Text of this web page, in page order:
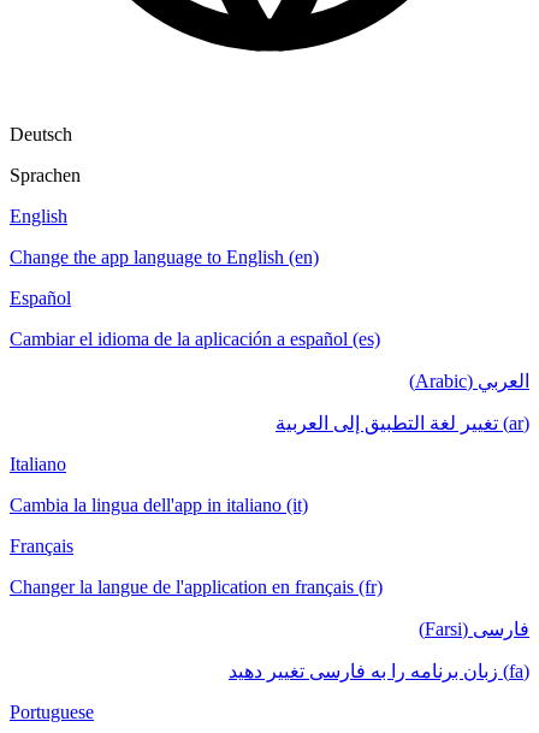
Deutsch
Sprachen
English
Change the app language to English (en)
Español
Cambiar el idioma de la aplicación a español (es)
العربي (Arabic)
(ar) تغيير لغة التطبيق إلى العربية
Italiano
Cambia la lingua dell'app in italiano (it)
Français
Changer la langue de l'application en français (fr)
فارسی (Farsi)
(fa) زبان برنامه را به فارسی تغییر دهید
Portuguese